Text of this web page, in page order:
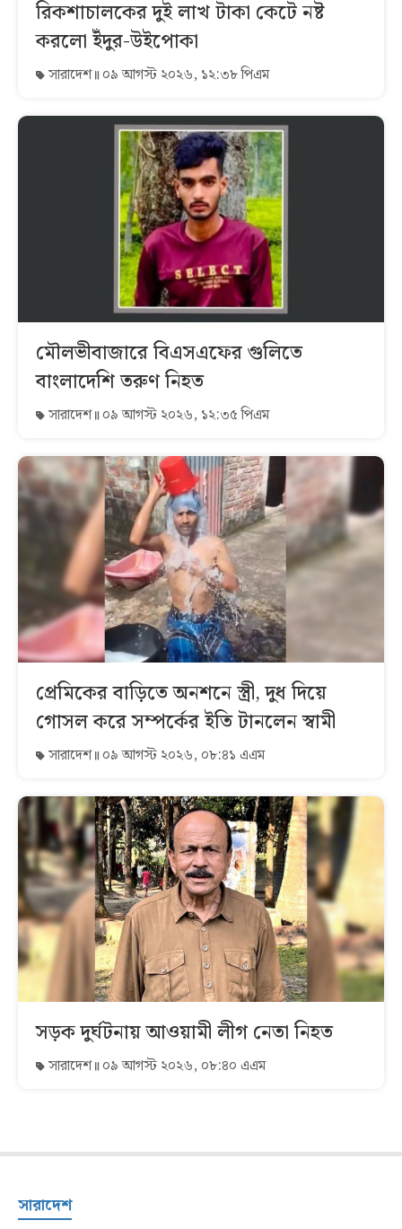
রিকশাচালকের দুই লাখ টাকা কেটে নষ্ট
করলো ইঁদুর-উইপোকা
সারাদেশ ০৯ আগস্ট ২০২৬, ১২:৩৮ পিএম
মৌলভীবাজারে বিএসএফের গুলিতে
বাংলাদেশি তরুণ নিহত
সারাদেশ ০৯ আগস্ট ২০২৬, ১২:৩৫ পিএম
প্রেমিকের বাড়িতে অনশনে স্ত্রী, দুধ দিয়ে
গোসল করে সম্পর্কের ইতি টানলেন স্বামী
সারাদেশ ০৯ আগস্ট ২০২৬, ০৮:৪১ এএম
সড়ক দুর্ঘটনায় আওয়ামী লীগ নেতা নিহত
সারাদেশ ০৯ আগস্ট ২০২৬, ০৮:৪০ এএম
সারাদেশ